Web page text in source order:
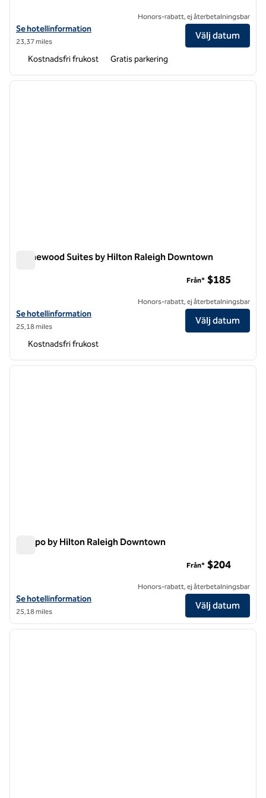
Visa hotelluppgifter för Homewood Suites by Hilton Goldsboro
Se hotellinformation
23,37 miles
Honors-rabatt, ej återbetalningsbar
Välj datum
Kostnadsfri frukost Gratis parkering
1 av 12
nästa
Homewood Suites by Hilton Raleigh Downtown
Visa hotelluppgifter för Homewood Suites by Hilton Raleigh
Se hotellinformation
25,18 miles
Från* $185
Honors-rabatt, ej återbetalningsbar
Välj datum
Kostnadsfri frukost
1 av 12
nästa
Tempo by Hilton Raleigh Downtown
Visa hotelluppgifter för Tempo by Hilton Raleigh Downtown
Se hotellinformation
25,18 miles
Från* $204
Honors-rabatt, ej återbetalningsbar
Välj datum
1/12
1 av 12
nästa